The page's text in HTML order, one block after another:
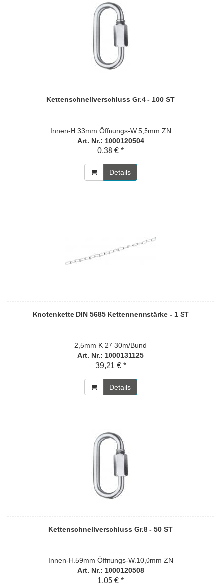
Kettenschnellverschluss Gr.4 - 100 ST
Innen-H.33mm Öffnungs-W.5,5mm ZN
Art. Nr.: 1000120504
0,38 € *
Details
Knotenkette DIN 5685 Kettennennstärke - 1 ST
2,5mm K 27 30m/Bund
Art. Nr.: 1000131125
39,21 € *
Details
Kettenschnellverschluss Gr.8 - 50 ST
Innen-H.59mm Öffnungs-W.10,0mm ZN
Art. Nr.: 1000120508
1,05 € *